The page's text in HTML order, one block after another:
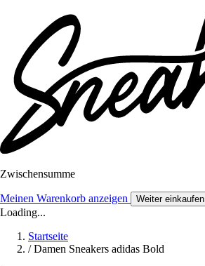
Zwischensumme
Meinen Warenkorb anzeigen Weiter einkaufen
Loading...
Startseite
/ Damen Sneakers adidas Bold